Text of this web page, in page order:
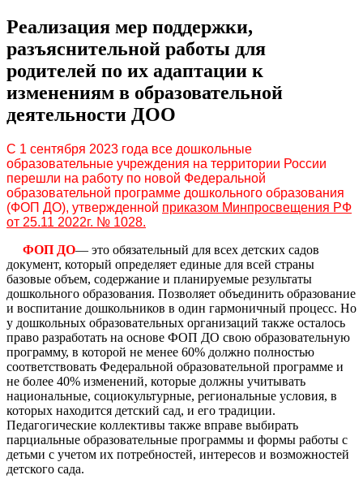
Реализация мер поддержки,
разъяснительной работы для
родителей по их адаптации к
изменениям в образовательной
деятельности ДОО
С 1 сентября 2023 года все дошкольные
образовательные учреждения на территории России
перешли на работу по новой Федеральной
образовательной программе дошкольного образования
(ФОП ДО), утвержденной приказом Минпросвещения РФ
от 25.11 2022г. № 1028.
ФОП ДО— это обязательный для всех детских садов
документ, который определяет единые для всей страны
базовые объем, содержание и планируемые результаты
дошкольного образования. Позволяет объединить образование
и воспитание дошкольников в один гармоничный процесс. Но
у дошкольных образовательных организаций также осталось
право разработать на основе ФОП ДО свою образовательную
программу, в которой не менее 60% должно полностью
соответствовать Федеральной образовательной программе и
не более 40% изменений, которые должны учитывать
национальные, социокультурные, региональные условия, в
которых находится детский сад, и его традиции.
Педагогические коллективы также вправе выбирать
парциальные образовательные программы и формы работы с
детьми с учетом их потребностей, интересов и возможностей
детского сада.